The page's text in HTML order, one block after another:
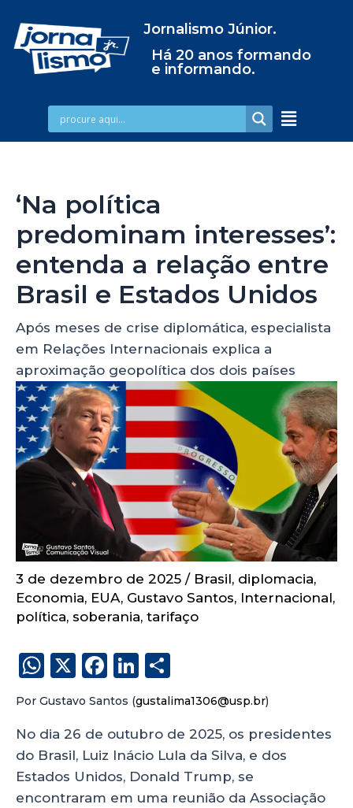
Jornalismo Júnior.
Há 20 anos formando
e informando.
‘Na política
predominam interesses’:
entenda a relação entre
Brasil e Estados Unidos
Após meses de crise diplomática, especialista
em Relações Internacionais explica a
aproximação geopolítica dos dois países
3 de dezembro de 2025 / Brasil, diplomacia,
Economia, EUA, Gustavo Santos, Internacional,
política, soberania, tarifaço
W
h
ts
A
p
X
F
a
e
b
o
Li
n
k
e
dI
n
h
re
Por Gustavo Santos (gustalima1306@usp.br)
No dia 26 de outubro de 2025, os presidentes
do Brasil, Luiz Inácio Lula da Silva, e dos
Estados Unidos, Donald Trump, se
encontraram em uma reunião da Associação